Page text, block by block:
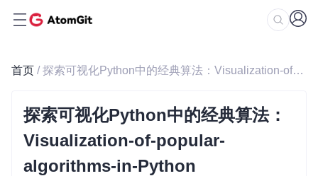
首页 / 探索可视化Python中的经典算法：Visualization-of-popular-algorithms-in-Python
探索可视化Python中的经典算法：
Visualization-of-popular-
algorithms-in-Python